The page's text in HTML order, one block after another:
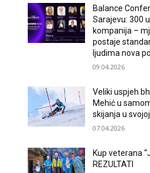
Balance
Sarajevu: 300
kompanija –
postaje
ljudima nova
09.04.2026
Veliki uspjeh
Mehić u
skijanja u
07.04.2026
Kup veterana
REZULTATI